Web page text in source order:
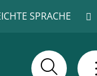
SPRACHE